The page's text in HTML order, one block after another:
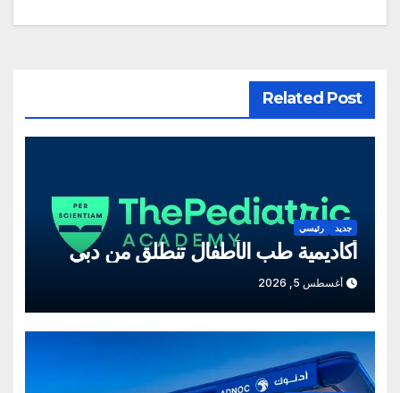
Related Post
جديد رئيسي
أكاديمية طب الأطفال تنطلق من دبي
أغسطس 5, 2026